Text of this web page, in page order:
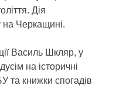
Дія
на Черкащині.
Василь Шкляр, у
на історичні
та книжки спогадів